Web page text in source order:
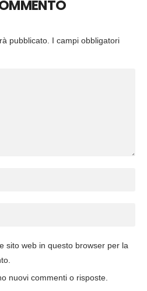
pubblicato. I campi obbligatori
sito web in questo browser per la
nuovi commenti o risposte.